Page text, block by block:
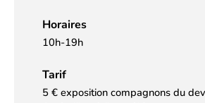
Horaires
10h-19h
Tarif
5 € exposition compagnons du